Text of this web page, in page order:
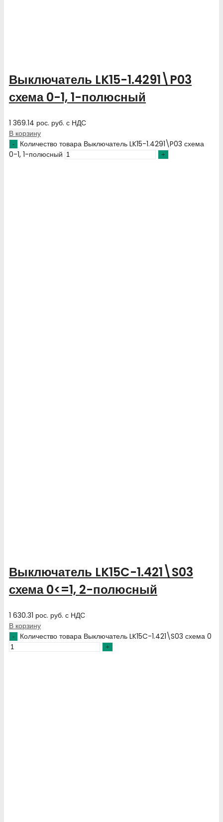
Выключатель LK15-1.4291\P03
схема 0-1, 1-полюсный
1 369.14 рос. руб. с НДС
В корзину
Количество товара Выключатель LK15-1.4291\P03 схема
0-1, 1-полюсный
Выключатель LK15C-1.421\S03
схема 0<=1, 2-полюсный
1 630.31 рос. руб. с НДС
В корзину
Количество товара Выключатель LK15C-1.421\S03 схема 0